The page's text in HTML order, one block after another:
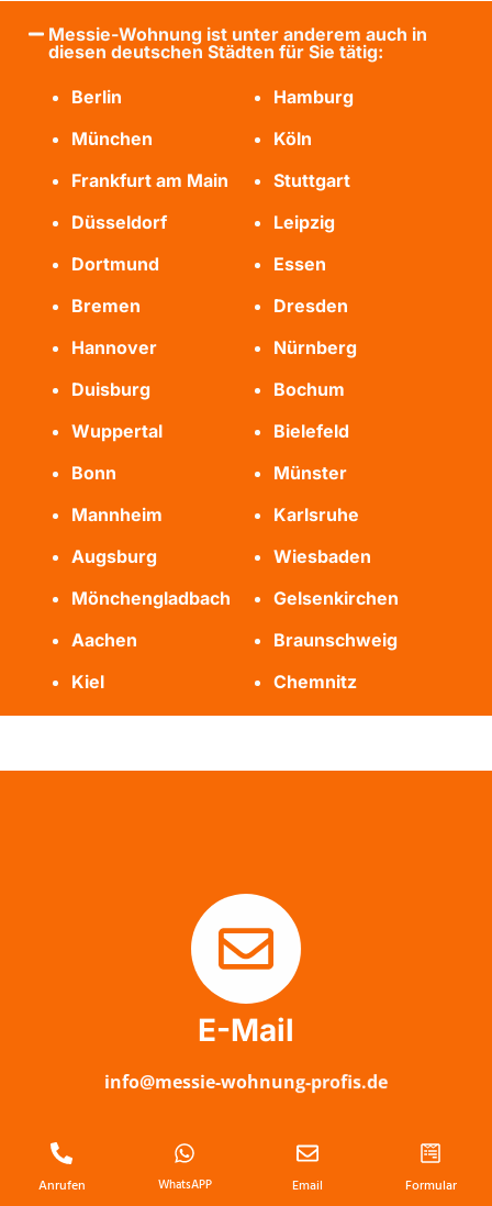
Messie-Wohnung ist unter anderem auch in
diesen deutschen Städten für Sie tätig:
Berlin
Hamburg
München
Köln
Frankfurt am Main
Stuttgart
Düsseldorf
Leipzig
Dortmund
Essen
Bremen
Dresden
Hannover
Nürnberg
Duisburg
Bochum
Wuppertal
Bielefeld
Bonn
Münster
Mannheim
Karlsruhe
Augsburg
Wiesbaden
Mönchengladbach
Gelsenkirchen
Aachen
Braunschweig
Kiel
Chemnitz
E-Mail
info@messie-wohnung-profis.de
Anrufen WhatsAPP Email Formular